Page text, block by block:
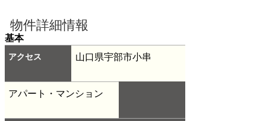
物件詳細情報
基本
アクセス 山口県宇部市小串
アパート・マンション